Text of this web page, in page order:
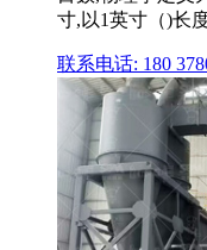
寸,以1英寸（)长
联系电话: 180